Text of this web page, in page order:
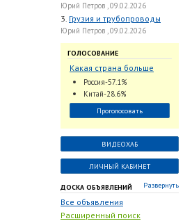
Юрий Петров , 09.02.2026
3. Грузия и трубопроводы
Юрий Петров , 09.02.2026
ГОЛОСОВАНИЕ
Какая страна больше
всего поставляет
трубопроводную
арматуру в химическую
отрасль?
Россия-57.1%
Китай-28.6%
Проголосовать
ВИДЕОХАБ
ЛИЧНЫЙ КАБИНЕТ
ДОСКА ОБЪЯВЛЕНИЙ Развернуть
Все объявления
Расширенный поиск